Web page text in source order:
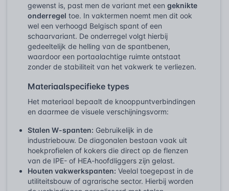
gewenst is, past men de variant met een geknikte
onderregel toe. In vaktermen noemt men dit ook
wel een verhoogd Belgisch spant of een
schaarvariant. De onderregel volgt hierbij
gedeeltelijk de helling van de spantbenen,
waardoor een portaalachtige ruimte ontstaat
zonder de stabiliteit van het vakwerk te verliezen.
Materiaalspecifieke types
Het materiaal bepaalt de knooppuntverbindingen
en daarmee de visuele verschijningsvorm:
Stalen W-spanten: Gebruikelijk in de
industriebouw. De diagonalen bestaan vaak uit
hoekprofielen of kokers die direct op de flenzen
van de IPE- of HEA-hoofdliggers zijn gelast.
Houten vakwerkspanten: Veelal toegepast in de
utiliteitsbouw of agrarische sector. Hierbij worden